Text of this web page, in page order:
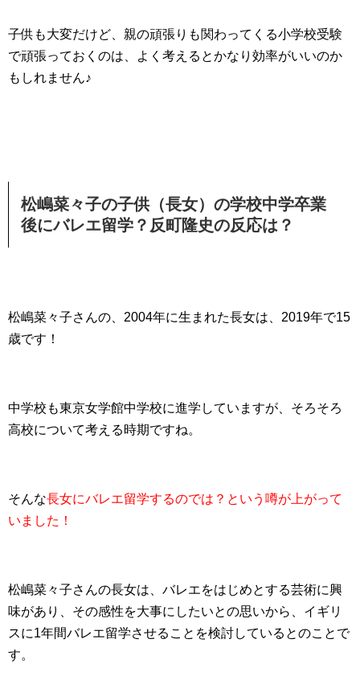
子供も大変だけど、親の頑張りも関わってくる小学校受験
で頑張っておくのは、よく考えるとかなり効率がいいのか
もしれません♪
松嶋菜々子の子供（長女）の学校中学卒業
後にバレエ留学？反町隆史の反応は？
松嶋菜々子さんの、2004年に生まれた長女は、2019年で15
歳です！
中学校も東京女学館中学校に進学していますが、そろそろ
高校について考える時期ですね。
そんな長女にバレエ留学するのでは？という噂が上がって
いました！
松嶋菜々子さんの長女は、バレエをはじめとする芸術に興
味があり、その感性を大事にしたいとの思いから、イギリ
スに1年間バレエ留学させることを検討しているとのことで
す。